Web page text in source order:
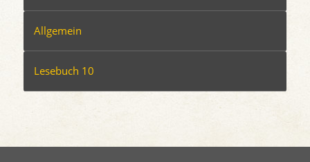
Allgemein
Lesebuch 10